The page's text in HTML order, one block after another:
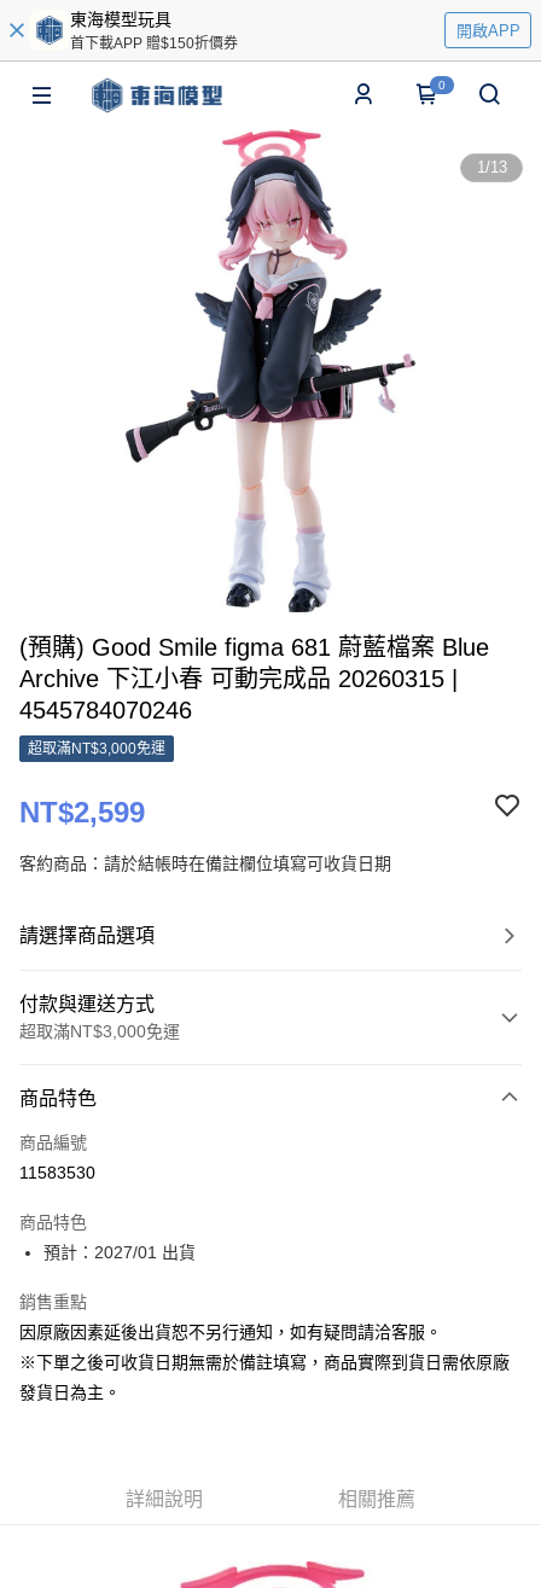
東海模型玩具
首下載APP 贈$150折價券
開啟APP
0
1/13
(預購) Good Smile figma 681 蔚藍檔案 Blue
Archive 下江小春 可動完成品 20260315 |
4545784070246
超取滿NT$3,000免運
NT$2,599
客約商品：請於結帳時在備註欄位填寫可收貨日期
請選擇商品選項
付款與運送方式
超取滿NT$3,000免運
信用卡一次付款
超商取貨付款
ATM付款
運送方式
預購-全家取貨付款(舊)
預購-7-11取貨付款(舊)
預購-付款後7-11取貨(舊)
商品特色
商品編號
11583530
商品特色
預計：2027/01 出貨
銷售重點
因原廠因素延後出貨恕不另行通知，如有疑問請洽客服。
※下單之後可收貨日期無需於備註填寫，商品實際到貨日需依原廠
發貨日為主。
詳細說明 相關推薦